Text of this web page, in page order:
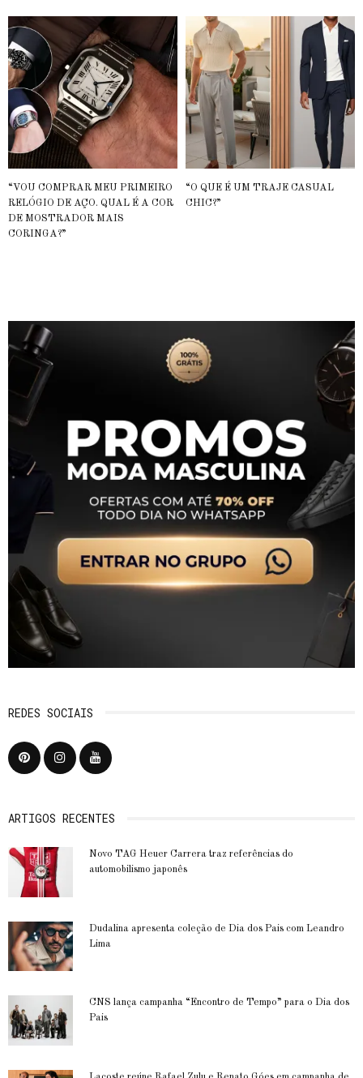
“VOU COMPRAR MEU PRIMEIRO
RELÓGIO DE AÇO. QUAL É A COR
DE MOSTRADOR MAIS
CORINGA?”
“O QUE É UM TRAJE CASUAL
CHIC?”
REDES SOCIAIS
ARTIGOS RECENTES
Novo TAG Heuer Carrera traz referências do
automobilismo japonês
Dudalina apresenta coleção de Dia dos Pais com Leandro
Lima
CNS lança campanha “Encontro de Tempo” para o Dia dos
Pais